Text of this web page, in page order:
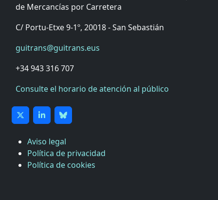
de Mercancías por Carretera
C/ Portu-Etxe 9-1º, 20018 - San Sebastián
guitrans@guitrans.eus
+34 943 316 707
Consulte el horario de atención al público
Aviso legal
Política de privacidad
Política de cookies